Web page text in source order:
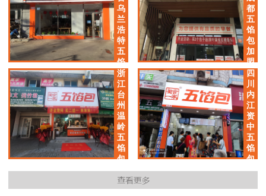
店
乌
兰
浩
特
五
馅
包
加
盟
店
都
五
馅
包
加
盟
店
浙
江
台
州
温
岭
五
馅
包
加
盟
店
四
川
内
江
资
中
五
馅
包
加
店